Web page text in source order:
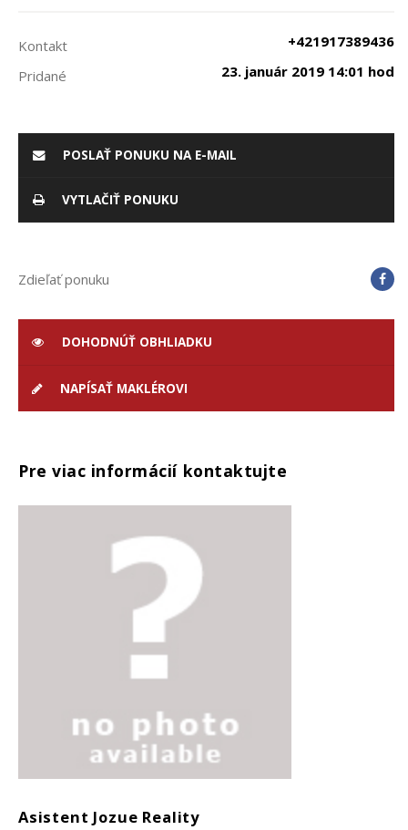
Kontakt
+421917389436
Pridané
23. január 2019 14:01 hod
POSLAŤ PONUKU NA E-MAIL
VYTLAČIŤ PONUKU
Zdieľať ponuku
DOHODNÚŤ OBHLIADKU
NAPÍSAŤ MAKLÉROVI
Pre viac informácií kontaktujte
Asistent Jozue Reality